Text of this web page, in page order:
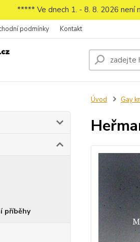
***** Ve dnech 1. - 8. 8. 2026
podmínky Kontakt
příběhy
Úvod Gay